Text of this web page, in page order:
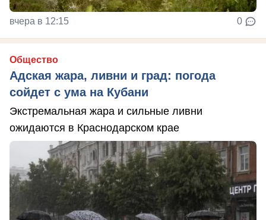
вчера в 12:15 0
Общество
Адская жара, ливни и град: погода
сойдет с ума на Кубани
Экстремальная жара и сильные ливни
ожидаются в Краснодарском крае